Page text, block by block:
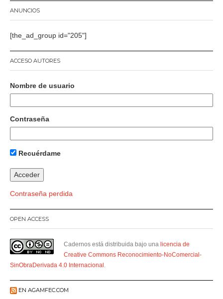
ANUNCIOS
[the_ad_group id="205"]
ACCESO AUTORES
Nombre de usuario
Contraseña
Recuérdame
Contraseña perdida
OPEN ACCESS
Cadernos está distribuida bajo una licencia de
Creative Commons Reconocimiento-NoComercial-
SinObraDerivada 4.0 Internacional .
EN AGAMFEC.COM